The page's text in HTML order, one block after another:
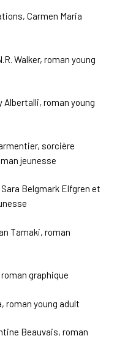
Carmen Maria
Walker, roman young
roman young
sorcière
jeunesse
Belgmark Elfgren et
Tamaki, roman
graphique
roman young adult
Beauvais, roman